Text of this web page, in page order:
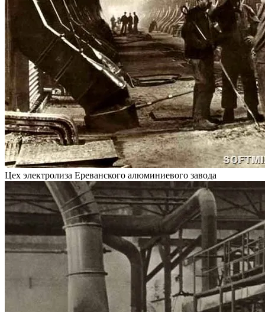
Цех электролиза Ереванского алюминиевого завода